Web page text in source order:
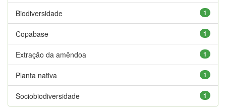
1
Biodiversidade
1
Copabase
1
Extração da amêndoa
1
Planta nativa
1
Sociobiodiversidade